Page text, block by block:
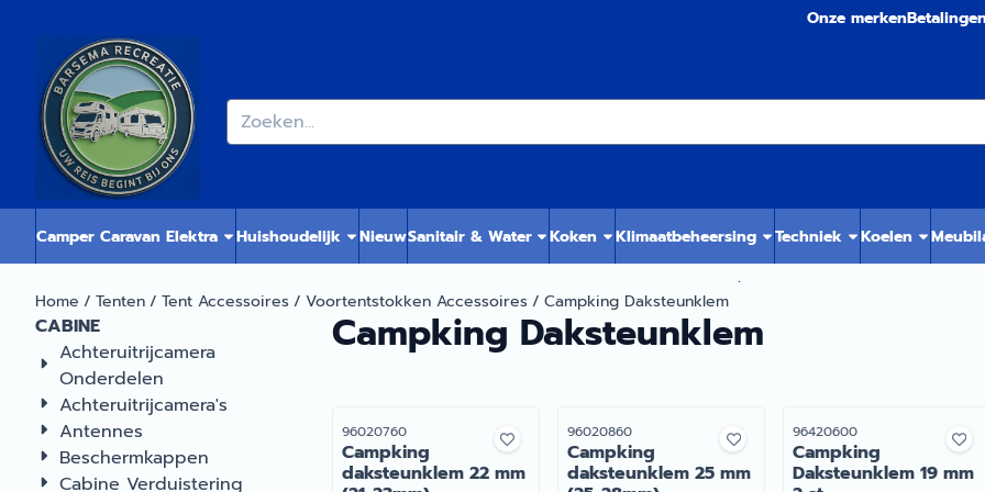
Onze merken
Zoeken
Camper Caravan Elektra Huishoudelijk NieuwSanitair & Water Koken Klimaatbeheersing Techniek Koelen
.
Home / Tenten/ Tent Accessoires/ Voortentstokken Accessoires/ Campking Daksteunklem
CABINE
Achteruitrijcamera
Onderdelen
Achteruitrijcamera's
Antennes
Beschermkappen
Cabine Verduistering
Campking Daksteunklem
Artikelnummer
96020760
Campking
daksteunklem 22 mm
Artikelnummer
96020860
Campking
daksteunklem 25 mm
Artikelnummer
96420600
Campking
Daksteunklem 19 mm